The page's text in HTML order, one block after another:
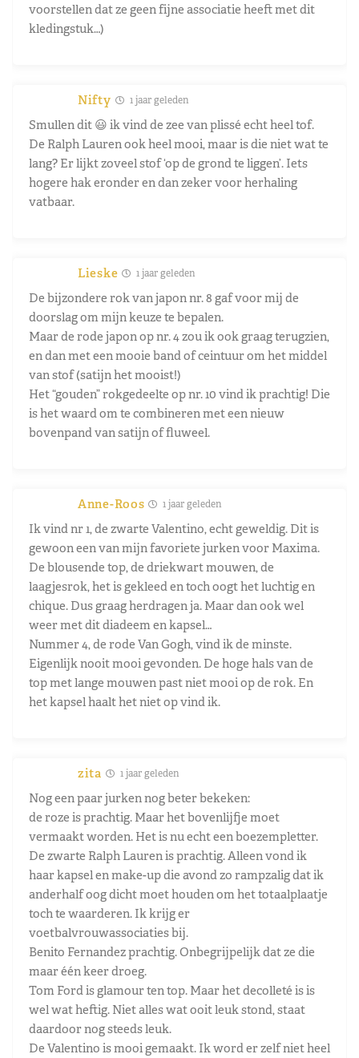
voorstellen dat ze geen fijne associatie heeft met dit
kledingstuk…)
Nifty 1 jaar geleden
Smullen dit 😃 ik vind de zee van plissé echt heel tof.
De Ralph Lauren ook heel mooi, maar is die niet wat te
lang? Er lijkt zoveel stof ‘op de grond te liggen’. Iets
hogere hak eronder en dan zeker voor herhaling
vatbaar.
Lieske 1 jaar geleden
De bijzondere rok van japon nr. 8 gaf voor mij de
doorslag om mijn keuze te bepalen.
Maar de rode japon op nr. 4 zou ik ook graag terugzien,
en dan met een mooie band of ceintuur om het middel
van stof (satijn het mooist!)
Het “gouden” rokgedeelte op nr. 10 vind ik prachtig! Die
is het waard om te combineren met een nieuw
bovenpand van satijn of fluweel.
Anne-Roos 1 jaar geleden
Ik vind nr 1, de zwarte Valentino, echt geweldig. Dit is
gewoon een van mijn favoriete jurken voor Maxima.
De blousende top, de driekwart mouwen, de
laagjesrok, het is gekleed en toch oogt het luchtig en
chique. Dus graag herdragen ja. Maar dan ook wel
weer met dit diadeem en kapsel…
Nummer 4, de rode Van Gogh, vind ik de minste.
Eigenlijk nooit mooi gevonden. De hoge hals van de
top met lange mouwen past niet mooi op de rok. En
het kapsel haalt het niet op vind ik.
zita 1 jaar geleden
Nog een paar jurken nog beter bekeken:
de roze is prachtig. Maar het bovenlijfje moet
vermaakt worden. Het is nu echt een boezempletter.
De zwarte Ralph Lauren is prachtig. Alleen vond ik
haar kapsel en make-up die avond zo rampzalig dat ik
anderhalf oog dicht moet houden om het totaalplaatje
toch te waarderen. Ik krijg er
voetbalvrouwassociaties bij.
Benito Fernandez prachtig. Onbegrijpelijk dat ze die
maar één keer droeg.
Tom Ford is glamour ten top. Maar het decolleté is is
wel wat heftig. Niet alles wat ooit leuk stond, staat
daardoor nog steeds leuk.
De Valentino is mooi gemaakt. Ik word er zelf niet heel